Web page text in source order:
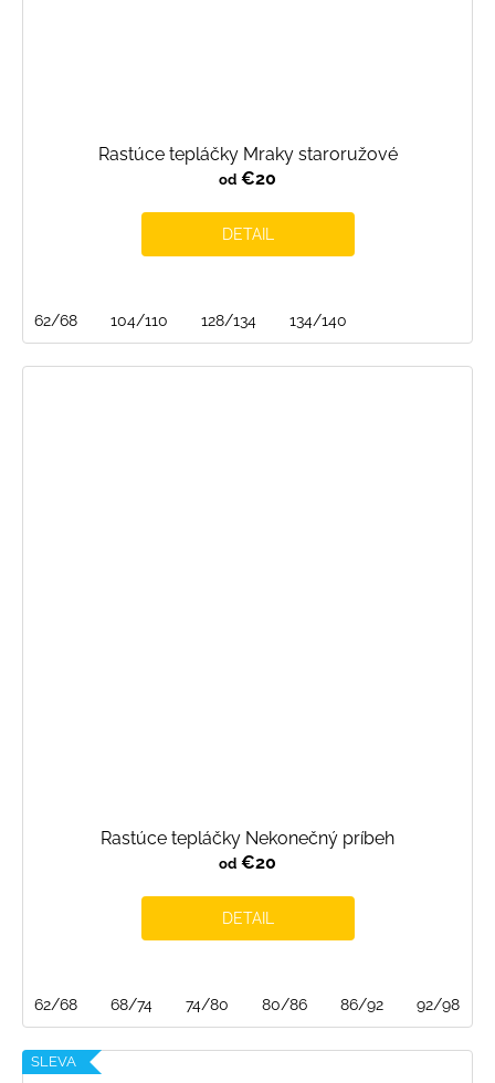
Rastúce tepláčky Mraky staroružové
od €20
DETAIL
62/68 104/110 128/134 134/140
Rastúce tepláčky Nekonečný príbeh
od €20
DETAIL
62/68 68/74 74/80 80/86 86/92 92/98
SLEVA